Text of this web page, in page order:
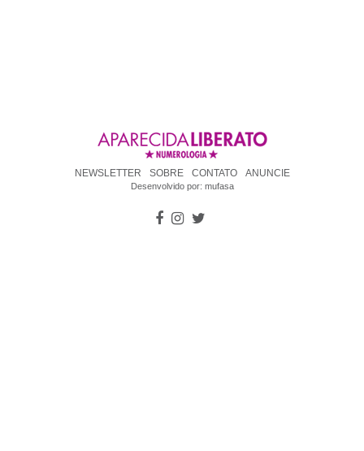
NEWSLETTER SOBRE CONTATO ANUNCIE
Desenvolvido por: mufasa